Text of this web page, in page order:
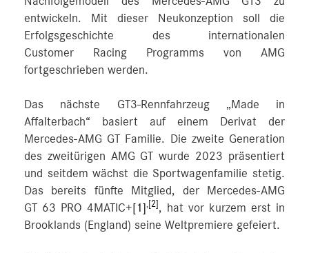
entwickeln. Mit dieser Neukonzeption soll die
Erfolgsgeschichte des internationalen
Customer Racing Programms von AMG
fortgeschrieben werden.
Das nächste GT3-Rennfahrzeug „Made in
Affalterbach“ basiert auf einem Derivat der
Mercedes‑AMG GT Familie. Die zweite Generation
des zweitürigen AMG GT wurde 2023 präsentiert
und seitdem wächst die Sportwagenfamilie stetig.
Das bereits fünfte Mitglied, der Mercedes‑AMG
GT 63 PRO 4MATIC+[1], [2] , hat vor kurzem erst in
Brooklands (England) seine Weltpremiere gefeiert.